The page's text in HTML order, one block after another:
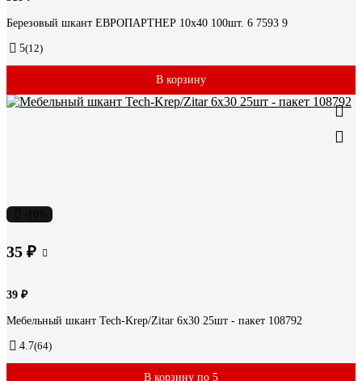
Березовый шкант ЕВРОПАРТНЕР 10х40 100шт. 6 7593 9
5(12)
В корзину
35 ₽
39 ₽
Мебельный шкант Tech-Krep/Zitar 6х30 25шт - пакет 108792
4.7(64)
В корзину по 5